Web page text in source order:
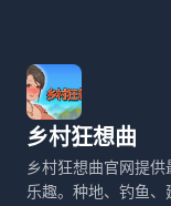
乡村狂想曲
乡村狂想曲官网提
乐趣。种地、钓鱼